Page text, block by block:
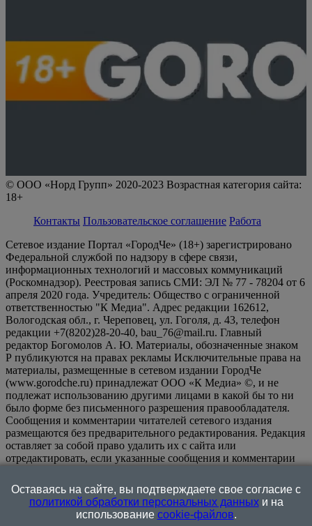
© ООО «Норд Групп» 2020-2023 Возрастная категория сайта:
18+
Контакты Пользовательское соглашение Работа
Сетевое издание Портал «ГородЧе» (18+) зарегистрировано
Федеральной службой по надзору в сфере связи,
информационных технологий и массовых коммуникаций
(Роскомнадзор). Реестровая запись СМИ: ЭЛ № 77 - 78204 от 6
апреля 2020 года. Учредитель: Общество с ограниченной
ответственностью "К Медиа". Адрес редакции 162612,
Вологодская обл., г. Череповец, ул. Гоголя, д. 43, телефон
редакции +7(8202)28-20-40, bau_76@mail.ru. Главный
редактор Богомолов А. Ю. Материалы, обозначенные знаком
Р публикуются на правах рекламы Исключительные права на
материалы, размещенные в сетевом издании ГородЧе
(www.gorodche.ru) принадлежат ООО «К Медиа» ©, и не
подлежат использованию другими лицами в какой бы то ни
было форме без письменного разрешения правообладателя.
Сообщения и комментарии читателей сетевого издания
размещаются без предварительного редактирования. Редакция
оставляет за собой право удалить их с сайта или
отредактировать, если указанные сообщения и комментарии
или нарушением иных требований закона.
информационном ресурсе применяются рекомендательные
технологии (информационные технологии предоставления
информации на основе сбора, систематизации и анализа
Оставаясь на сайте, вы подтверждаете свое согласие с
политикой обработки персональных данныхи на
использование cookie-файлов.